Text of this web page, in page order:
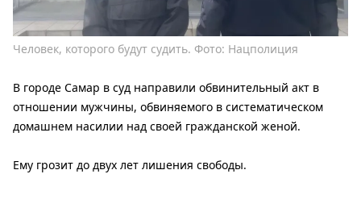
Человек, которого будут судить. Фото: Нацполиция
В городе Самар в суд направили обвинительный акт в
отношении мужчины, обвиняемого в систематическом
домашнем насилии над своей гражданской женой.
Ему грозит до двух лет лишения свободы.